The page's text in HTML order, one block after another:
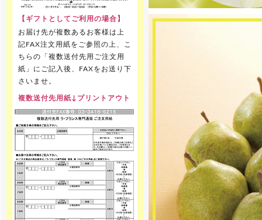
【ギフトとしてご利用の場合】
お届け先が複数あるお客様は上
記FAX注文用紙をご参照の上、こ
ちらの「複数送付先用ご注文用
紙」にご記入後、FAXをお送り下
さいませ。
複数送付先用紙↓プリントアウト